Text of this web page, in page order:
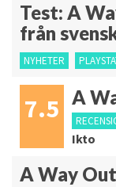
Test: A
från
NYHETER
7.5 A
Ikto
A Way